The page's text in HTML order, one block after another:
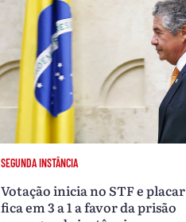
SEGUNDA INSTÂNCIA
Votação inicia no STF e placar
fica em 3 a 1 a favor da prisão